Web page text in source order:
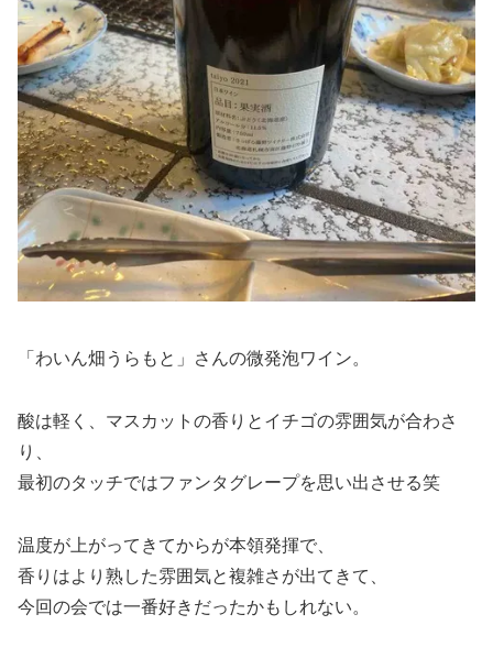
「わいん畑うらもと」さんの微発泡ワイン。
酸は軽く、マスカットの香りとイチゴの雰囲気が合わさ
り、
最初のタッチではファンタグレープを思い出させる笑
温度が上がってきてからが本領発揮で、
香りはより熟した雰囲気と複雑さが出てきて、
今回の会では一番好きだったかもしれない。